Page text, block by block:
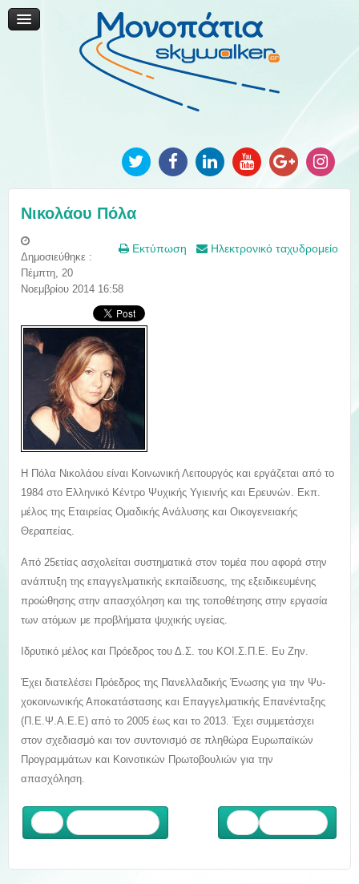
Μονοπάτια Καινοτομίας
Μονοπάτια Τοπικής Ανάπτυξης
Ανακοινώσεις
Φωτογραφίες
Νικολάου Πόλα
Εκτύπωση Ηλεκτρονικό ταχυδρομείο
Δημοσιεύθηκε :
Πέμπτη, 20
Νοεμβρίου 2014 16:58
Η Πόλα Νικολάου είναι Κοινωνική Λειτουργός και εργάζεται από το
1984 στο Ελληνικό Κέντρο Ψυχικής Υγιεινής και Ερευνών. Εκπ.
μέλος της Εταιρείας Ομαδικής Ανάλυσης και Οικογενειακής
Θεραπείας.
Από 25ετίας ασχολείται συστηματικά στον τομέα που αφορά στην
ανάπτυξη της επαγγελματικής εκπαίδευσης, της εξειδικευμένης
προώθησης στην απασχόληση και της τοποθέτησης στην εργασία
των ατόμων με προβλήματα ψυχικής υγείας.
Ιδρυτικό μέλος και Πρόεδρος του Δ.Σ. του ΚΟΙ.Σ.Π.Ε. Ευ Ζην.
Έχει διατελέσει Πρόεδρος της Πανελλαδικής Ένωσης για την Ψυ-
χοκοινωνικής Αποκατάστασης και Επαγγελματικής Επανένταξης
(Π.Ε.Ψ.Α.Ε.Ε) από το 2005 έως και το 2013. Έχει συμμετάσχει
στον σχεδιασμό και τον συντονισμό σε πληθώρα Ευρωπαϊκών
Προγραμμάτων και Κοινοτικών Πρωτοβουλιών για την
απασχόληση.